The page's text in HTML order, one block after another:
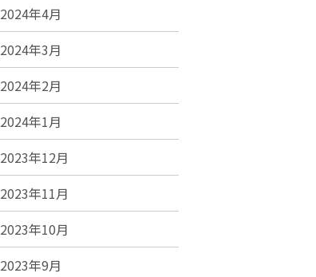
2024年4月
2024年3月
2024年2月
2024年1月
2023年12月
2023年11月
2023年10月
2023年9月